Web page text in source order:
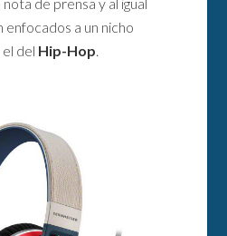
enfocados a un nicho
del Hip-Hop